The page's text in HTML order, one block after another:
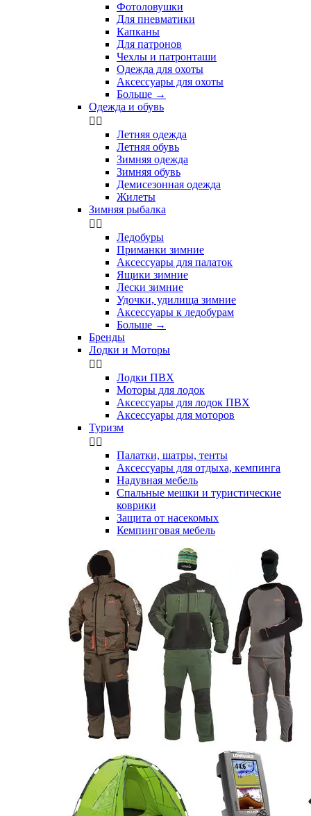
Фотоловушки
Для пневматики
Капканы
Для патронов
Чехлы и патронташи
Одежда для охоты
Аксессуары для охоты
Больше →
Одежда и обувь
 
Летняя одежда
Летняя обувь
Зимняя одежда
Зимняя обувь
Демисезонная одежда
Жилеты
Зимняя рыбалка
 
Ледобуры
Приманки зимние
Аксессуары для палаток
Ящики зимние
Лески зимние
Удочки, удилища зимние
Аксессуары к ледобурам
Больше →
Бренды
Лодки и Моторы
 
Лодки ПВХ
Моторы для лодок
Аксессуары для лодок ПВХ
Аксессуары для моторов
Туризм
 
Палатки, шатры, тенты
Аксессуары для отдыха, кемпинга
Надувная мебель
Спальные мешки и туристические
коврики
Защита от насекомых
Кемпинговая мебель